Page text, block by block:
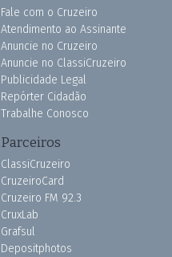
Fale com o Cruzeiro
Atendimento ao Assinante
Anuncie no Cruzeiro
Anuncie no ClassiCruzeiro
Publicidade Legal
Repórter Cidadão
Trabalhe Conosco
Parceiros
ClassiCruzeiro
CruzeiroCard
Cruzeiro FM 92.3
CruxLab
Grafsul
Depositphotos